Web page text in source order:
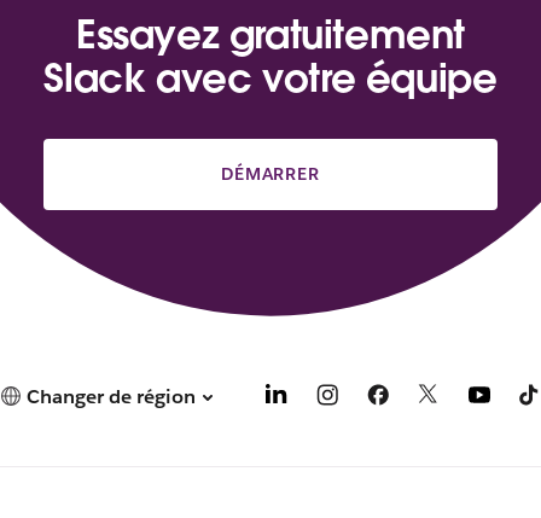
Essayez gratuitement
Slack avec votre équipe
DÉMARRER
Changer de région